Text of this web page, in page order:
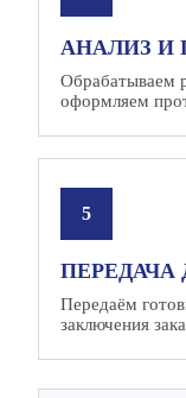
АНАЛИЗ И
Обрабатываем
оформляем
Передаём
заключения